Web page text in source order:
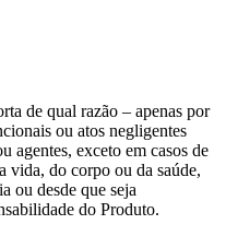
de qual razão – apenas por
ou atos negligentes
agentes, exceto em casos de
vida, do corpo ou da saúde,
ou desde que seja
do Produto.